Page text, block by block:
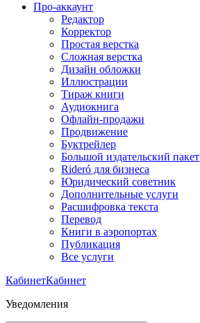
Про-аккаунт
Редактор
Корректор
Простая верстка
Сложная верстка
Дизайн обложки
Иллюстрации
Тираж книги
Аудиокнига
Офлайн-продажи
Продвижение
Буктрейлер
Большой издательский пакет
Rideró для бизнеса
Юридический советник
Дополнительные услуги
Расшифровка текста
Перевод
Книги в аэропортах
Публикация
Все услуги
КабинетКабинет
Уведомления